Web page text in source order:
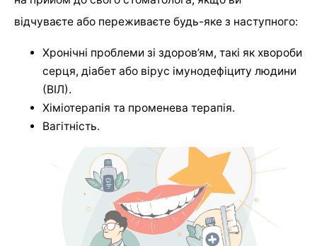
відчуваєте або переживаєте будь-яке з наступного:
Хронічні проблеми зі здоров’ям, такі як хвороби
серця, діабет або вірус імунодефіциту людини
(ВІЛ).
Хіміотерапія та променева терапія.
Вагітність.